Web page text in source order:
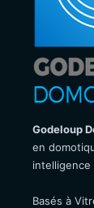
Godeloup
en
intelligence
Basés à